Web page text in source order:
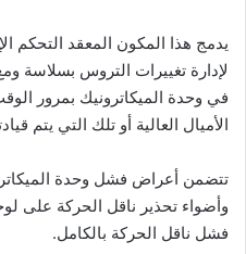
يدمج هذا المكون المعقد التحكم
لإدارة تغييرات التروس بسلاسة
في وحدة الميكاترونيك بمرور
الأميال العالية أو تلك التي يتم
تتضمن أعراض فشل وحدة
وأضواء تحذير ناقل الحركة على
فشل ناقل الحركة بالكامل.